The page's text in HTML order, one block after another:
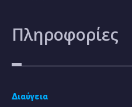
Πληροφορίες
Διαύγεια